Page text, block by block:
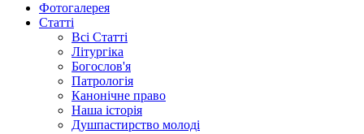
Фотогалерея
Статті
Всі Статті
Літургіка
Богослов'я
Патрологія
Канонічне право
Наша історія
Душпастирство молоді